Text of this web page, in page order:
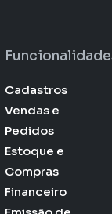
Cadastros
Vendas e
Pedidos
Estoque e
Compras
Financeiro